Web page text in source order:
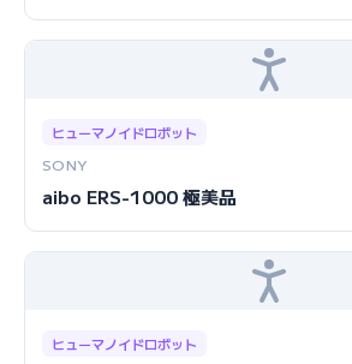
ヒューマノイドロボット
SONY
aibo ERS-1000 極美品
ヒューマノイドロボット